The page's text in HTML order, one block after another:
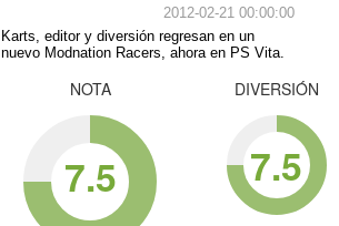
2012-02-21 00:00:00
Karts, editor y diversión regresan en un
nuevo Modnation Racers, ahora en PS Vita.
NOTA
7.5
DIVERSIÓN
7.5